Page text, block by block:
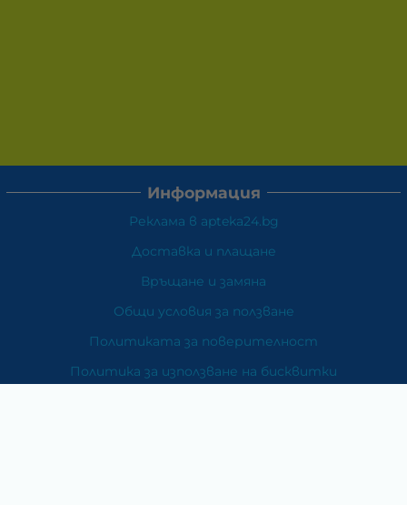
Информация
Реклама в apteka24.bg
Доставка и плащане
Връщане и замяна
Общи условия за ползване
Политиката за поверителност
Политика за използване на бисквитки